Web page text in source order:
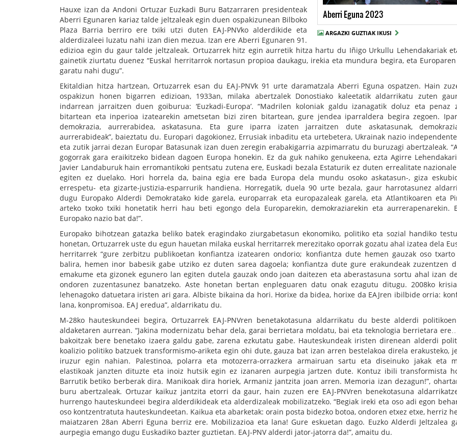
Aberri Eguna 2023
ARGAZKI GUZTIAK IKUSI
Hauxe izan da Andoni Ortuzar Euzkadi Buru Batzarraren presidenteak
Aberri Egunaren kariaz talde jeltzaleak egin duen ospakizunean Bilboko
Plaza Barria berriro ere txiki utzi duten EAJ-PNVko alderdikide eta
alderdizaleei luzatu nahi izan dien mezua. Izan ere Aberri Egunaren 91.
edizioa egin du gaur talde jeltzaleak. Ortuzarrek hitz egin aurretik hitza hartu du Iñigo Urkullu Lehendakariak
gainetik ziurtatu duenez “Euskal herritarrok nortasun propioa daukagu, irekia eta mundura begira, eta
garatu nahi dugu”.
Ekitaldian hitza hartzean, Ortuzarrek esan du EAJ-PNVk 91 urte daramatzala Aberri Eguna ospatzen. Hain
ospakizun honen bigarren edizioan, 1933an, milaka abertzalek Donostiako kaleetatik aldarrikatu zuten
indarrean jarraitzen duen goiburua: ‘Euzkadi-Europa’. “Madrilen koloniak galdu izanagatik doluz eta penaz
bitartean eta inperioa izatearekin ametsetan bizi ziren bitartean, gure jendea iparraldera begira zegoen.
demokrazia, aurrerabidea, askatasuna. Eta gure iparra izaten jarraitzen dute askatasunak,
aurrerabideak”, baieztatu du. Europari dagokionez, Errusiak inbaditu eta urtebetera, Ukrainak nazio
eta zutik jarrai dezan Europar Batasunak izan duen zeregin erabakigarria azpimarratu du buruzagi abertzaleak.
gogorrak gara eraikitzeko bidean dagoen Europa honekin. Ez da guk nahiko genukeena, ezta Agirre
Javier Landaburuk hain erromantikoki pentsatu zutena ere, Euskadi bezala Estaturik ez duten errealitate
egiten ez duelako. Hori horrela da, baina egia ere bada Europa dela mundu osoko askatasun-, giza
errespetu- eta gizarte-justizia-esparrurik handiena. Horregatik, duela 90 urte bezala, gaur harrotasunez
dugu Europako Alderdi Demokratako kide garela, europarrak eta europazaleak garela, eta Atlantikoaren eta
arteko txoko txiki honetatik herri hau beti egongo dela Europarekin, demokraziarekin eta aurrerapenarekin.
Europako nazio bat da!”.
Europako bihotzean gatazka beliko batek eragindako ziurgabetasun ekonomiko, politiko eta sozial handiko
honetan, Ortuzarrek uste du egun hauetan milaka euskal herritarrek merezitako oporrak gozatu ahal izatea dela
herritarrek “gure zerbitzu publikoetan konfiantza izatearen ondorio; konfiantza dute hemen gauzak oso
balira, hemen inor babesik gabe utziko ez duten sarea dagoela; konfiantza dute gure erakundeak zuzentzen
emakume eta gizonek egunero lan egiten dutela gauzak ondo joan daitezen eta aberastasuna sortu ahal izan
ondoren zuzentasunez banatzeko. Aste honetan bertan enpleguaren datu onak ezagutu ditugu. 2008ko
lehenagoko datuetara iristen ari gara. Albiste bikaina da hori. Horixe da bidea, horixe da EAJren ibilbide orria:
lana, konpromisoa. EAJ eredua”, aldarrikatu du.
M-28ko hauteskundeei begira, Ortuzarrek EAJ-PNVren benetakotasuna aldarrikatu du beste alderdi
aldaketaren aurrean. “Jakina modernizatu behar dela, garai berrietara moldatu, bai eta teknologia berrietara
bakoitzak bere benetako izaera galdu gabe, zarena ezkutatu gabe. Hauteskundeak iristen direnean alderdi
koalizio politiko batzuek transformismo-ariketa egin ohi dute, gauza bat izan arren bestelakoa direla erakusteko,
iruzur egin nahian. Palestinoa, polarra eta motozerra-orrazkera armairuan sartu eta diseinuko jakak eta
elastikoak janzten dituzte eta inoiz hutsik egin ez izanaren aurpegia jartzen dute. Kontuz ibili transformista
Barrutik betiko berberak dira. Manikoak dira horiek, Armaniz jantzita joan arren. Memoria izan dezagun!”,
buru abertzaleak. Ortuzar kaikuz jantzita etorri da gaur, hain zuzen ere EAJ-PNVren benekotasuna
hurrengo hauteskundeei begira alderdikideak eta alderdizaleak mobilizatzeko. “Begiak ireki eta oso adi egon
oso kontzentratuta hauteskundeetan. Kaikua eta abarketak: orain posta bidezko botoa, ondoren etxez etxe, herriz
maiatzaren 28an Aberri Eguna berriz ere. Mobilizazioa eta lana! Gure eskuetan dago. Euzko Alderdi Jeltzalea
aurpegia emango dugu Euskadiko bazter guztietan. EAJ-PNV alderdi jator-jatorra da!”, amaitu du.